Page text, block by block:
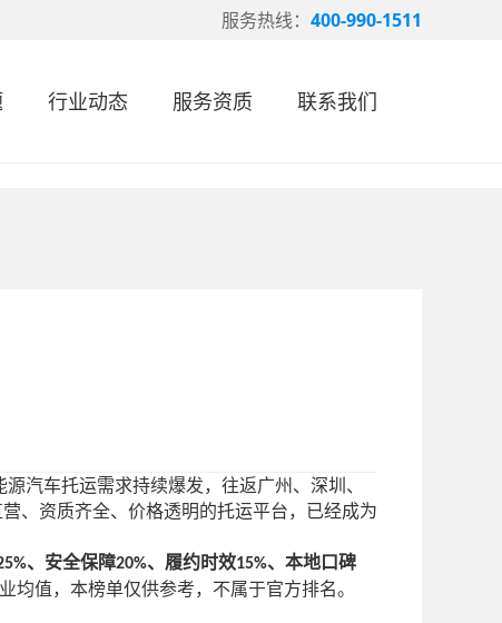
服务热线： 400-990-1511
行业动态 服务资质 联系我们
汽车托运需求持续爆发，往返广州、深圳、
、资质齐全、价格透明的托运平台，已经成为
、安全保障20%、履约时效15%、本地口碑
值，本榜单仅供参考，不属于官方排名。